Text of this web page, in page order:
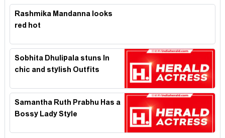
Rashmika Mandanna looks
red hot
Sobhita Dhulipala stuns In
chic and stylish Outfits
Samantha Ruth Prabhu Has a
Bossy Lady Style